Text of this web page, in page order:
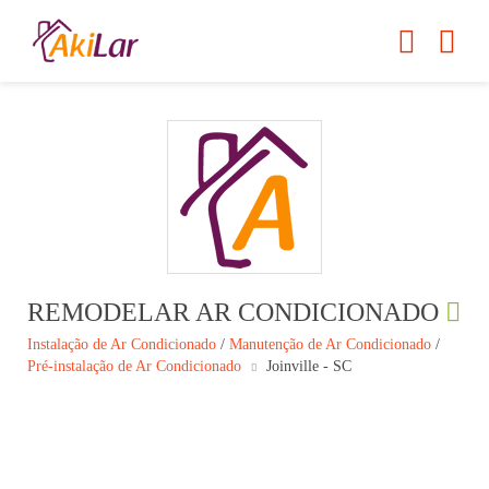
REMODELAR AR CONDICIONADO
Instalação de Ar Condicionado / Manutenção de Ar Condicionado /
Pré-instalação de Ar Condicionado
Joinville - SC